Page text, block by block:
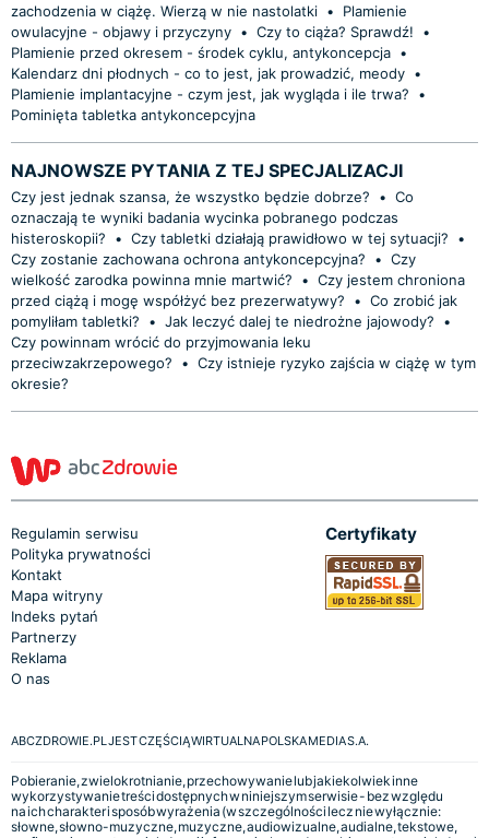
zachodzenia w ciążę. Wierzą w nie nastolatki •
Plamienie
owulacyjne - objawy i przyczyny • Czy to ciąża? Sprawdź!
•
Plamienie przed okresem - środek cyklu, antykoncepcja •
Kalendarz dni płodnych - co to jest, jak prowadzić, meody •
Plamienie implantacyjne - czym jest, jak wygląda i ile trwa?
•
Pominięta tabletka antykoncepcyjna
NAJNOWSZE PYTANIA Z TEJ SPECJALIZACJI
Czy jest jednak szansa, że wszystko będzie dobrze? • Co
oznaczają te wyniki badania wycinka pobranego podczas
histeroskopii?
• Czy tabletki działają prawidłowo w tej sytuacji?
•
Czy zostanie zachowana ochrona antykoncepcyjna?
• Czy
wielkość zarodka powinna mnie martwić?
• Czy jestem chroniona
przed ciążą i mogę współżyć bez prezerwatywy?
• Co zrobić jak
pomyliłam tabletki?
• Jak leczyć dalej te niedrożne jajowody?
•
Czy powinnam wrócić do przyjmowania leku
przeciwzakrzepowego?
• Czy istnieje ryzyko zajścia w ciążę w tym
okresie?
Regulamin serwisu
Polityka prywatności
Kontakt
Mapa witryny
Indeks pytań
Partnerzy
Reklama
O nas
Certyfikaty
ABCZDROWIE.PL JEST CZĘŚCIĄ WIRTUALNA POLSKA MEDIA S.A.
Pobieranie, zwielokrotnianie, przechowywanie lub jakiekolwiek inne
wykorzystywanie treści dostępnych w niniejszym serwisie - bez względu
na ich charakter i sposób wyrażenia (w szczególności lecz nie wyłącznie:
słowne, słowno-muzyczne, muzyczne, audiowizualne, audialne, tekstowe,